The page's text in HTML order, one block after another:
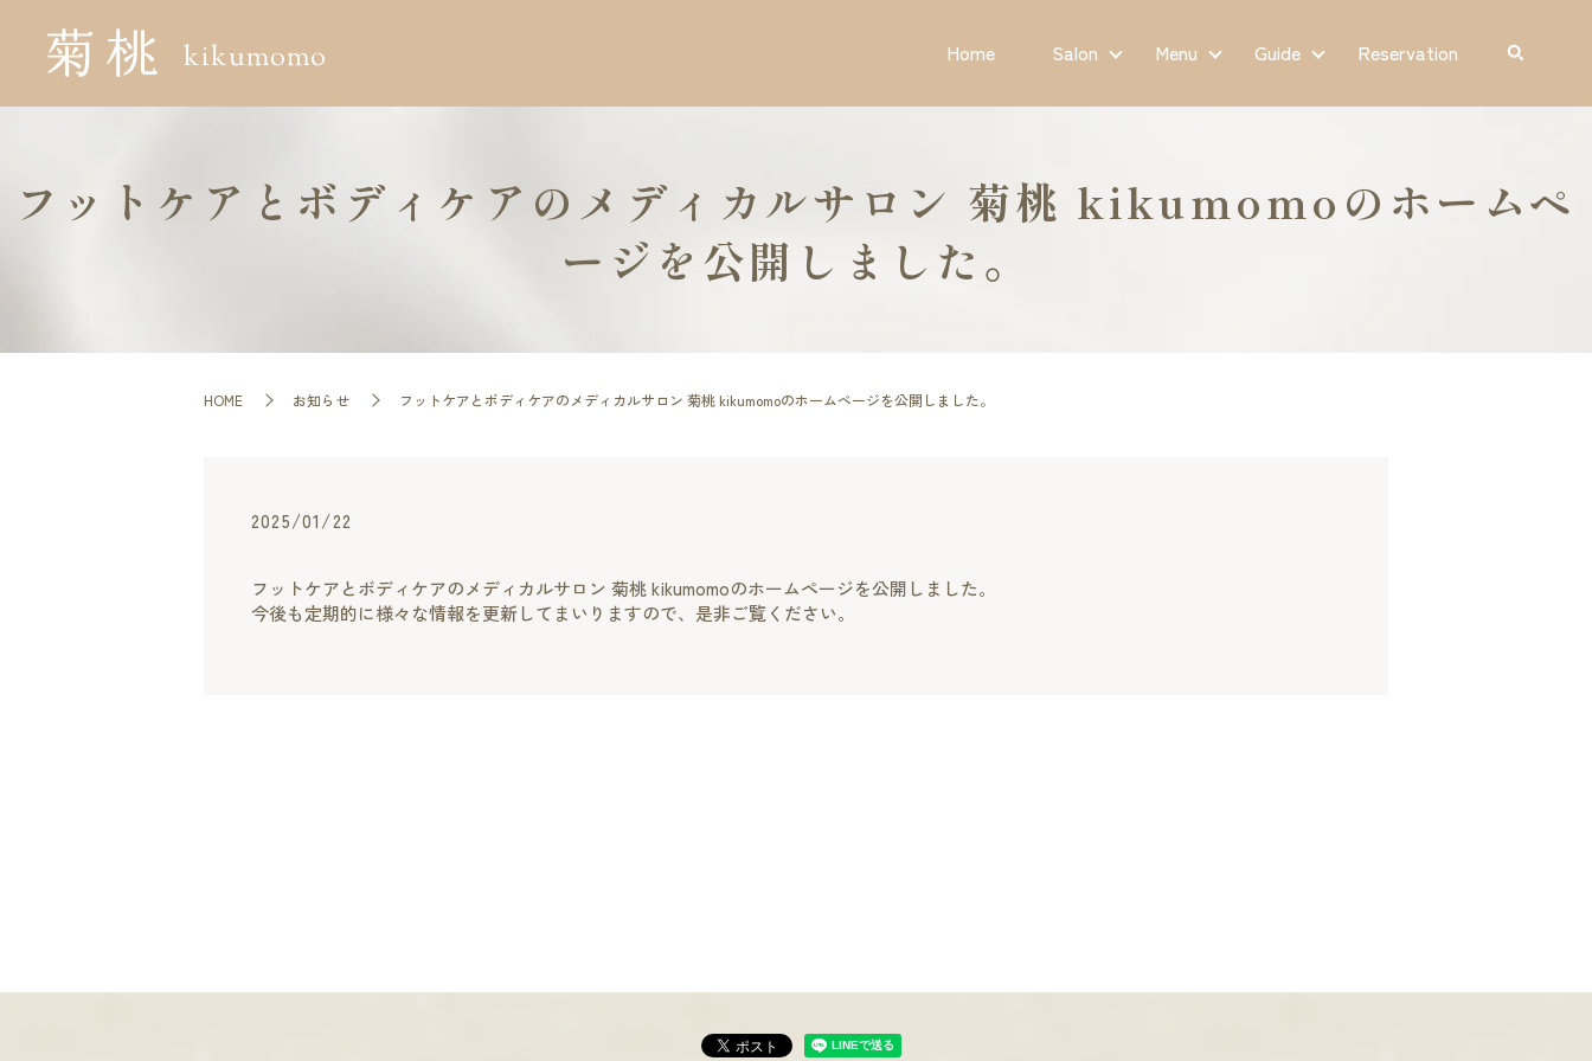
Home Salon Menu Guide Reservation
フットケアとボディケアのメディカルサロン 菊桃 kikumomoのホームペ
ージを公開しました。
HOME お知らせ フットケアとボディケアのメディカルサロン 菊桃 kikumomoのホームページを公開しました。
2025/01/22
フットケアとボディケアのメディカルサロン 菊桃 kikumomoのホームページを公開しました。
今後も定期的に様々な情報を更新してまいりますので、是非ご覧ください。